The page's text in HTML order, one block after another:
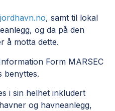
, samt til lokal
og da på den
å motta dette.
Form MARSEC
benyttes.
i sin helhet inkludert
og havneanlegg,